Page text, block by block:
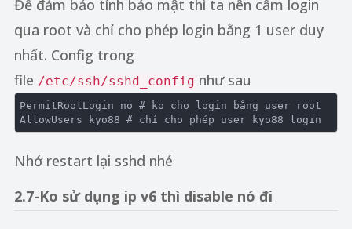
Để đảm bảo tính bảo mật thì ta nên cấm login
qua root và chỉ cho phép login bằng 1 user duy
nhất. Config trong
file /etc/ssh/sshd_config như sau
PermitRootLogin no
# ko cho login bằng user root
AllowUsers kyo88 # chỉ cho phép user kyo88 login
Nhớ restart lại sshd nhé
2.7-Ko sử dụng ip v6 thì disable nó đi